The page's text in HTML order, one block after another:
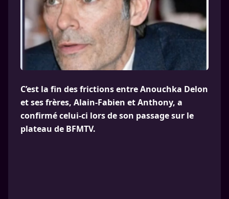
C’est la fin des frictions entre Anouchka Delon
et ses frères, Alain-Fabien et Anthony, a
confirmé celui-ci lors de son passage sur le
plateau de BFMTV.